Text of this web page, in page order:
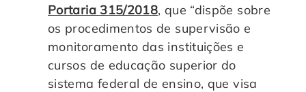
Portaria 315/2018, que “dispõe sobre
os procedimentos de supervisão e
monitoramento das instituições e
cursos de educação superior do
sistema federal de ensino, que visa